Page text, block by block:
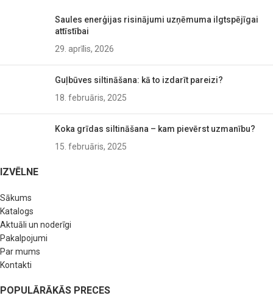
Saules enerģijas risinājumi uzņēmuma ilgtspējīgai
attīstībai
29. aprīlis, 2026
Guļbūves siltināšana: kā to izdarīt pareizi?
18. februāris, 2025
Koka grīdas siltināšana – kam pievērst uzmanību?
15. februāris, 2025
IZVĒLNE
Sākums
Katalogs
Aktuāli un noderīgi
Pakalpojumi
Par mums
Kontakti
POPULĀRĀKĀS PRECES